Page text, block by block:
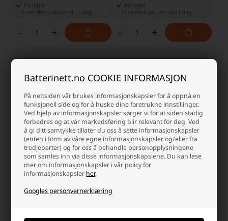
Batterinett.no COOKIE INFORMASJON
På nettsiden vår brukes informasjonskapsler for å oppnå en
funksjonell side og for å huske dine foretrukne innstillinger.
Ved hjelp av informasjonskapsler sørger vi for at siden stadig
forbedres og at vår markedsføring blir relevant for deg. Ved
å gi ditt samtykke tillater du oss å sette informasjonskapsler
(enten i form av våre egne informasjonskapsler og/eller fra
tredjeparter) og for oss å behandle personopplysningene
som samles inn via disse informasjonskapslene. Du kan lese
mer om informasjonskapsler i vår policy for
informasjonskapsler her.
Googles personvernerklæring
På lager
-Vi sender pakken din i dag
- +
På lager
Vi sender pakken din i dag
- +
Nitecore EX7 Oppladbar LED
Lykt 6000 Lumen
1.106,25 NOK
Nitecore EDC27 UHI Oppladbar
LED Lykt 3100 Lumen